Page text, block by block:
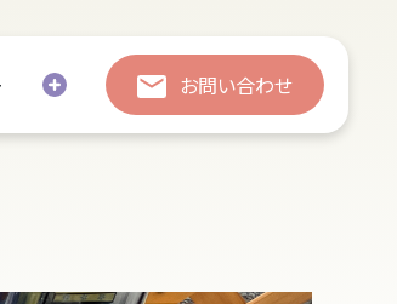
お問い合わせ
い合わせ
い合わせ